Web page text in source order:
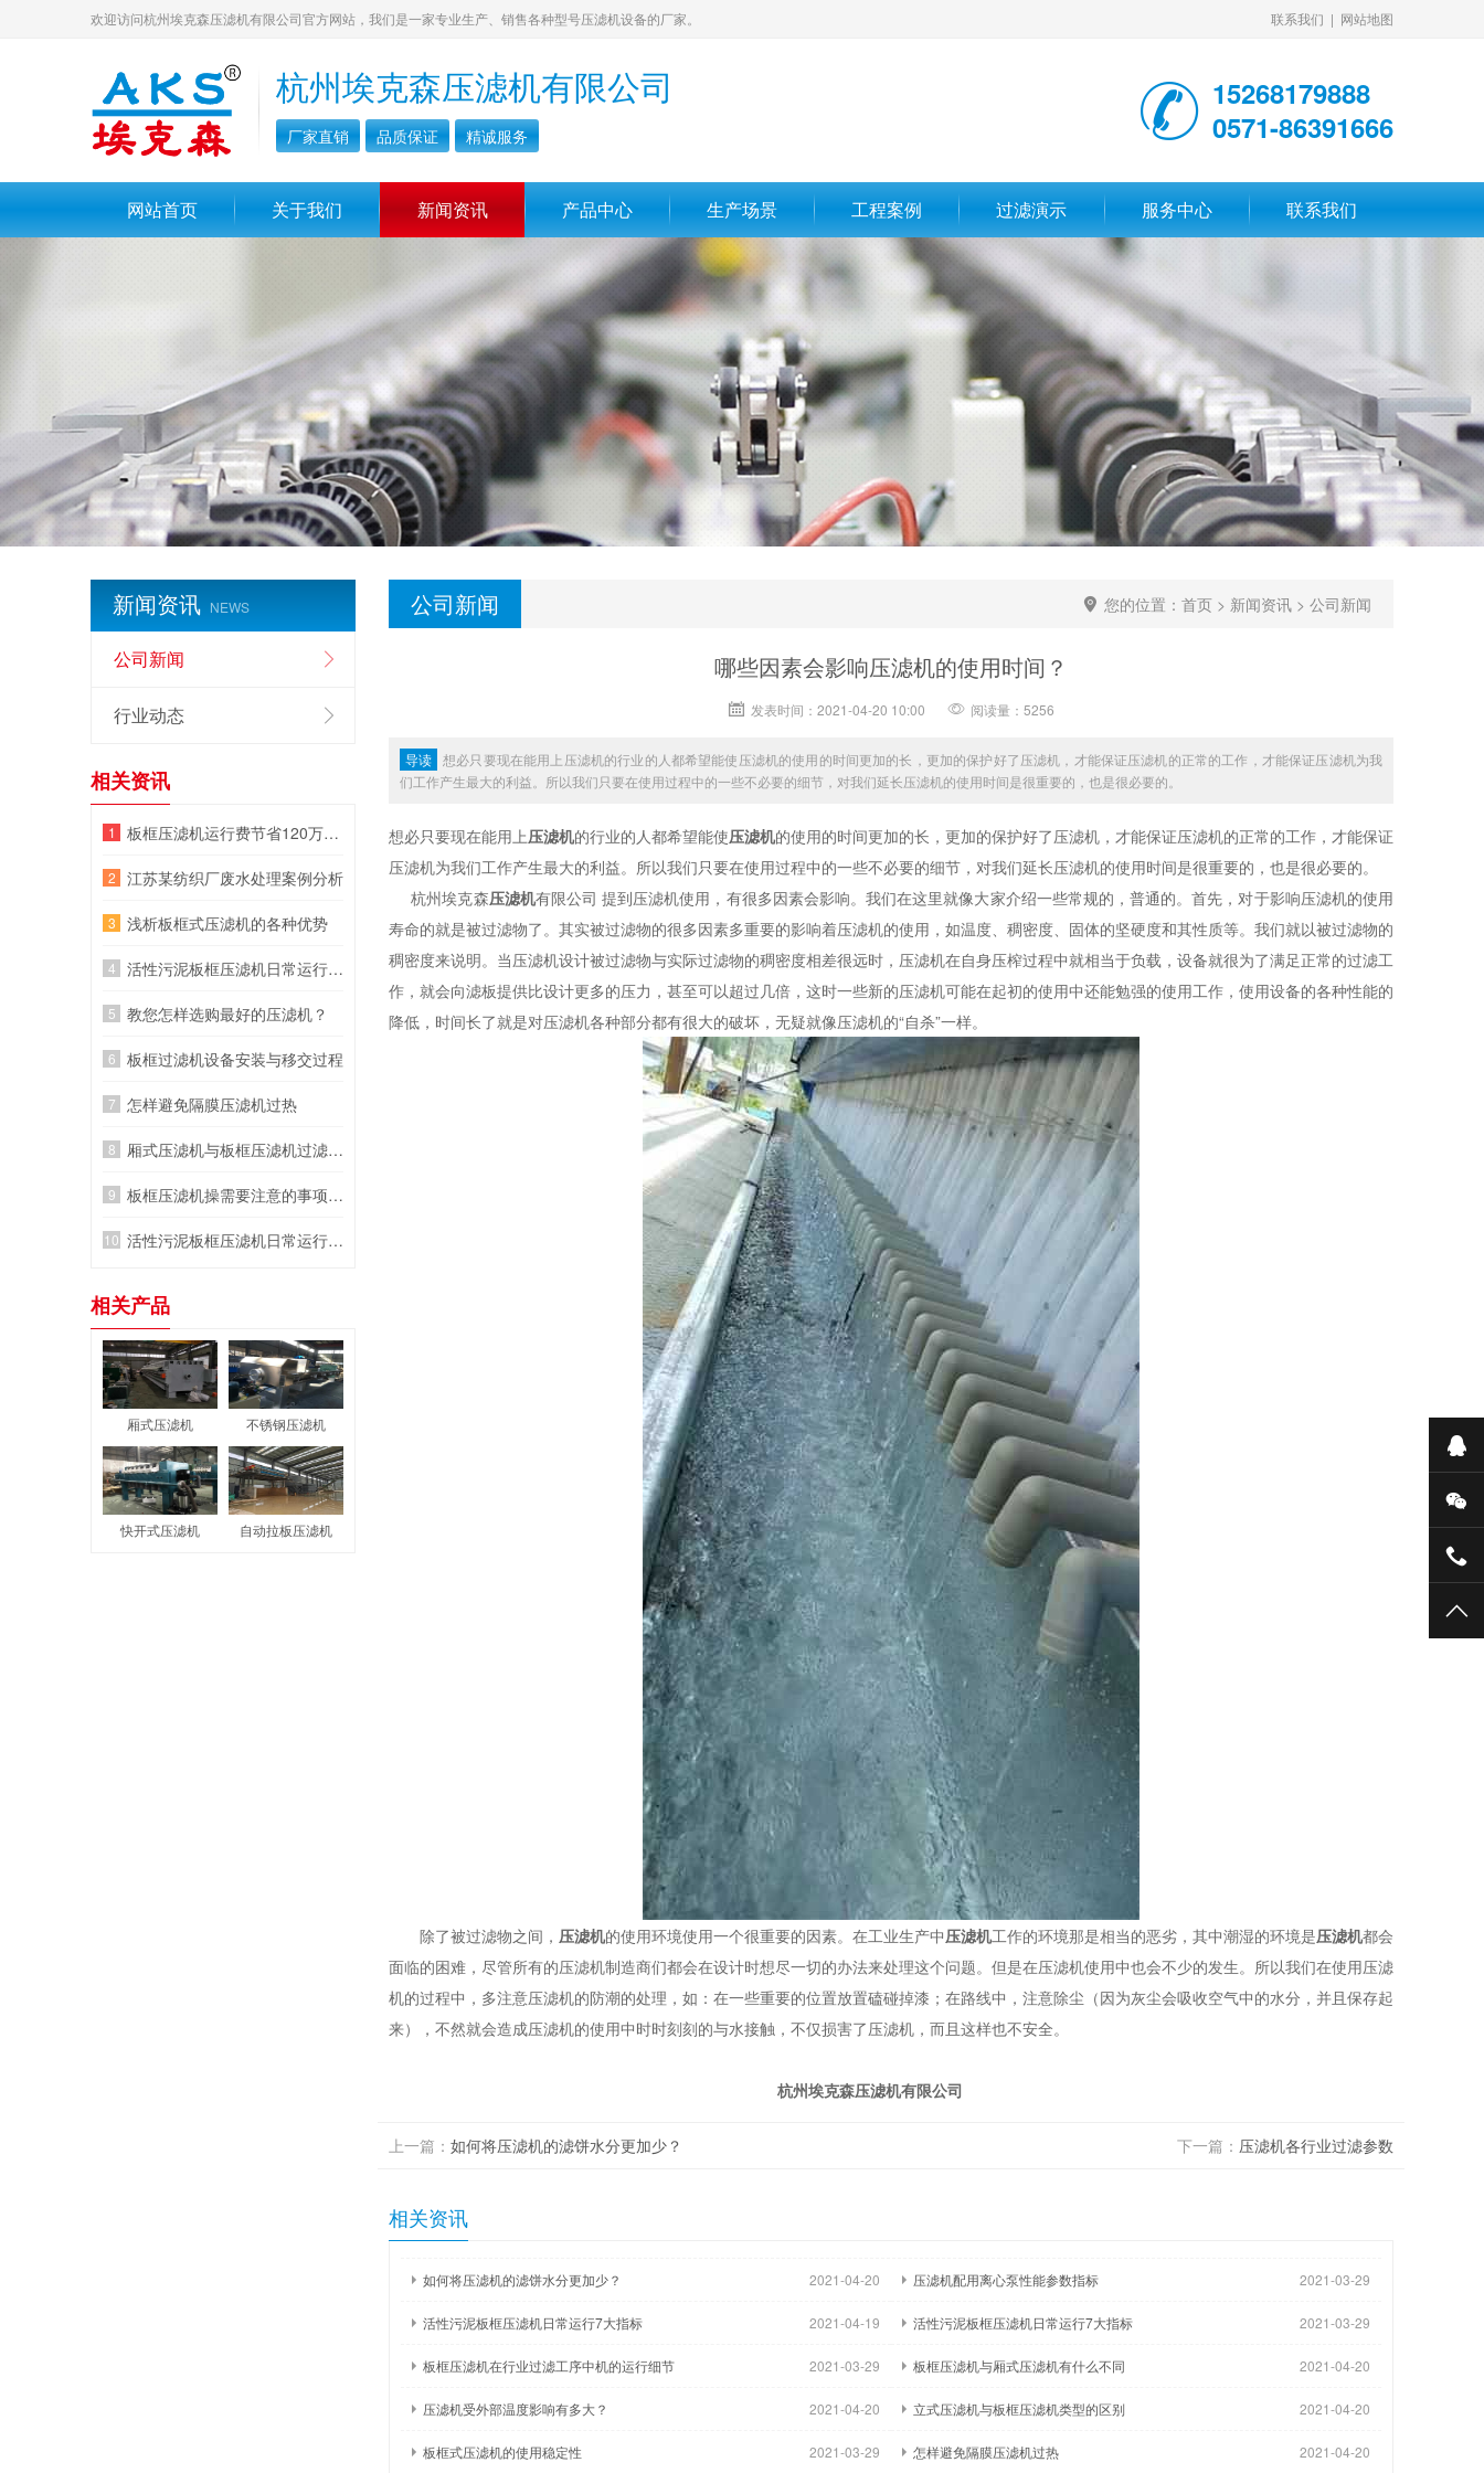
欢迎访问杭州埃克森压滤机有限公司官方网站，我们是一家专业生产、销售各种型号压滤机设备的厂家。 联系我们 | 网站地图
杭州埃克森压滤机有限公司
厂家直销 品质保证 精诚服务
15268179888
0571-86391666
网站首页 关于我们 新闻资讯 产品中心 生产场景 工程案例 过滤演示 服务中心 联系我们
公司新闻 您的位置： 首页 > 新闻资讯 > 公司新闻
哪些因素会影响压滤机的使用时间？
发表时间：2021-04-20 10:00 阅读量：5256
导读 想必只要现在能用上压滤机的行业的人都希望能使压滤机的使用的时间更加的长，更加的保护好了压滤机，才能保证压滤机的正常的工作，才能保证压滤机为我
们工作产生最大的利益。所以我们只要在使用过程中的一些不必要的细节，对我们延长压滤机的使用时间是很重要的，也是很必要的。
想必只要现在能用上压滤机的行业的人都希望能使压滤机的使用的时间更加的长，更加的保护好了压滤机，才能保证压滤机的正常的工作，才能保证
压滤机为我们工作产生最大的利益。所以我们只要在使用过程中的一些不必要的细节，对我们延长压滤机的使用时间是很重要的，也是很必要的。
杭州埃克森压滤机有限公司 提到压滤机使用，有很多因素会影响。我们在这里就像大家介绍一些常规的，普通的。首先，对于影响压滤机的使用
寿命的就是被过滤物了。其实被过滤物的很多因素多重要的影响着压滤机的使用，如温度、稠密度、固体的坚硬度和其性质等。我们就以被过滤物的
稠密度来说明。当压滤机设计被过滤物与实际过滤物的稠密度相差很远时，压滤机在自身压榨过程中就相当于负载，设备就很为了满足正常的过滤工
作，就会向滤板提供比设计更多的压力，甚至可以超过几倍，这时一些新的压滤机可能在起初的使用中还能勉强的使用工作，使用设备的各种性能的
降低，时间长了就是对压滤机各种部分都有很大的破坏，无疑就像压滤机的“自杀”一样。
除了被过滤物之间， 压滤机的使用环境使用一个很重要的因素。在工业生产中压滤机工作的环境那是相当的恶劣，其中潮湿的环境是压滤机都会
面临的困难，尽管所有的压滤机制造商们都会在设计时想尽一切的办法来处理这个问题。但是在压滤机使用中也会不少的发生。所以我们在使用压滤
机的过程中，多注意压滤机的防潮的处理，如：在一些重要的位置放置磕碰掉漆；在路线中，注意除尘（因为灰尘会吸收空气中的水分，并且保存起
来），不然就会造成压滤机的使用中时时刻刻的与水接触，不仅损害了压滤机，而且这样也不安全。
杭州埃克森压滤机有限公司
上一篇： 如何将压滤机的滤饼水分更加少？ 下一篇： 压滤机各行业过滤参数
相关资讯
2021-04-20
如何将压滤机的滤饼水分更加少？ 2021-03-29
压滤机配用离心泵性能参数指标
2021-04-19
活性污泥板框压滤机日常运行7大指标 2021-03-29
活性污泥板框压滤机日常运行7大指标
2021-03-29
板框压滤机在行业过滤工序中机的运行细节 2021-04-20
板框压滤机与厢式压滤机有什么不同
2021-04-20
压滤机受外部温度影响有多大？ 2021-04-20
立式压滤机与板框压滤机类型的区别
2021-03-29
板框式压滤机的使用稳定性 2021-04-20
怎样避免隔膜压滤机过热
新闻资讯 NEWS
公司新闻
行业动态
相关资讯
板框压滤机运行费节省120万，他们是如何做到的?
江苏某纺织厂废水处理案例分析
浅析板框式压滤机的各种优势
活性污泥板框压滤机日常运行7大指标
教您怎样选购最好的压滤机？
板框过滤机设备安装与移交过程
怎样避免隔膜压滤机过热
厢式压滤机与板框压滤机过滤性能的比较
板框压滤机操需要注意的事项与维护保养
活性污泥板框压滤机日常运行7大指标
相关产品
厢式压滤机 不锈钢压滤机
快开式压滤机 自动拉板压滤机